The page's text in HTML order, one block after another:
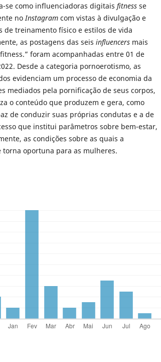
se como influenciadoras digitais fitness se
noInstagram com vistas à divulgação e
de treinamento físico e estilos de vida
as postagens das seis influencers mais
foram acompanhadas entre 01 de
Desde a categoria pornoerotismo, as
evidenciam um processo de economia da
mediados pela pornificação de seus corpos,
o conteúdo que produzem e gera, como
de conduzir suas próprias condutas e a de
que institui parâmetros sobre bem-estar,
as condições sobre as quais a
torna oportuna para as mulheres.